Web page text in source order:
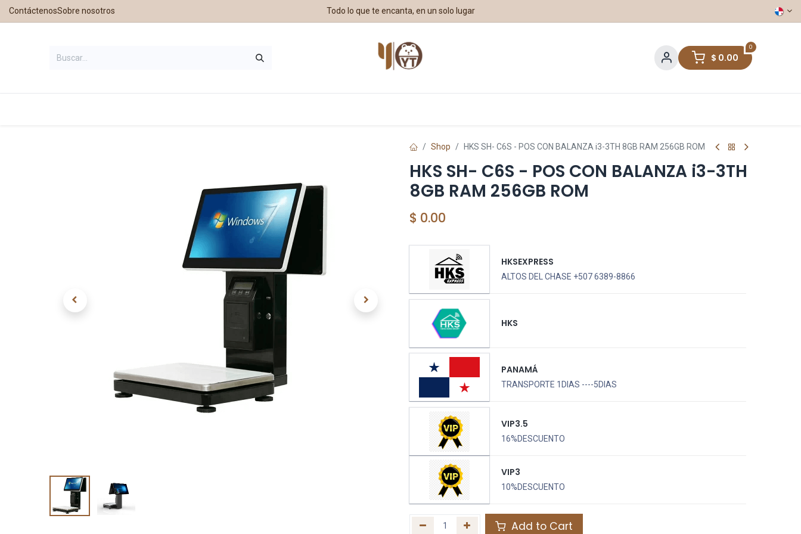
ContáctenosSobre nosotros Todo lo que te encanta, en un solo lugar
0
$ 0.00
Shop HKS SH- C6S - POS CON BALANZA i3-3TH 8GB RAM 256GB ROM
HKS SH- C6S - POS CON BALANZA i3-3TH
8GB RAM 256GB ROM
$ 0.00
HKSEXPRESS
ALTOS DEL CHASE +507 6389-8866
HKS
PANAMÁ
TRANSPORTE 1DIAS ----5DIAS
VIP3.5
16%DESCUENTO
VIP3
10%DESCUENTO
Add to Cart